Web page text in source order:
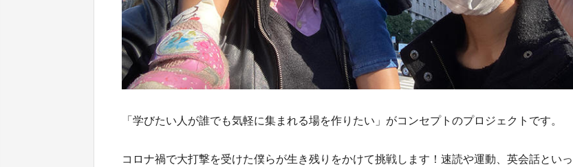
「学びたい人が誰でも気軽に集まれる場を作りたい」がコンセプトのプロジェクトです。
コロナ禍で大打撃を受けた僕らが生き残りをかけて挑戦します！速読や運動、英会話といっ